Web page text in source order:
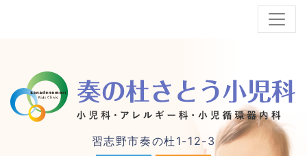
習志野市奏の杜1-12-3